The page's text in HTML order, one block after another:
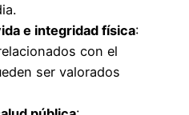
e integridad física:
con el
ser valorados